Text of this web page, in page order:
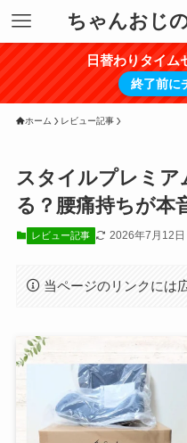
ちゃんおじ
日替わりタイム
終了前に
ホーム レビュー記事
スタイルプレミア
る？腰痛持ちが本
レビュー記事 2026年7月12日
当ページのリンクには